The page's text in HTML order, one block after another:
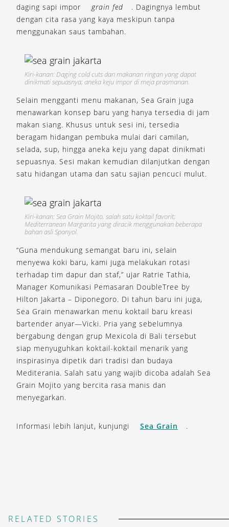
daging sapi impor grain fed
. Dagingnya lembut
dengan cita rasa yang kaya meskipun tanpa
menggunakan saus tambahan.
Kiri-kanan: Daging cold cuts dan makanan ringan yang dapat
dinikmati sepuasnya; aneka keju impor di meja prasmanan.
Selain mengganti menu makanan, Sea Grain juga
menawarkan konsep baru yang hanya tersedia di jam
makan siang. Khusus untuk sesi ini, tersedia
beragam hidangan pembuka mulai dari camilan,
selada, sup, hingga aneka keju yang dapat dinikmati
sepuasnya. Sesi makan kemudian dilanjutkan dengan
satu hidangan utama dan satu sajian pencuci mulut.
Kiri-kanan: Sea Grain Mojito, salah satu koktail favorit;
Mediterranean Margarita yang diracik menggunakan beberapa
bahan asli Spanyol.
“Guna mendukung semangat baru ini, selain
menyewa koki baru, kami juga melakukan rotasi
terhadap tim dapur dan staf,” ujar Ratrie Tathia,
Manager Komunikasi Pemasaran DoubleTree by
Hilton Jakarta – Diponegoro. Di tahun baru ini juga,
Sea Grain menawarkan menu koktail baru kreasi
bartender anyar—Vicki. Pria yang sebelumnya
bergabung dengan grup Mexicola di Bali tersebut
siap menyuguhkan koktail-koktail menarik yang
inspirasinya dipetik dari tradisi dan budaya
Mediterania. Salah satu yang wajib dicoba adalah Sea
Grain Mojito yang bercita rasa manis dan
menyegarkan.
Informasi lebih lanjut, kunjungi Sea Grain .
RELATED STORIES